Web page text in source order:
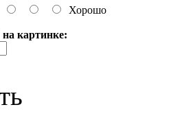
Хорошо
картинке: